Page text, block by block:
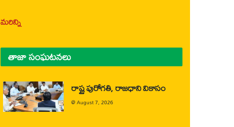
మరిన్ని
తాజా సంఘటనలు
రాష్ట్ర పురోగతి, రాజధాని వికాసం
@August 7, 2026